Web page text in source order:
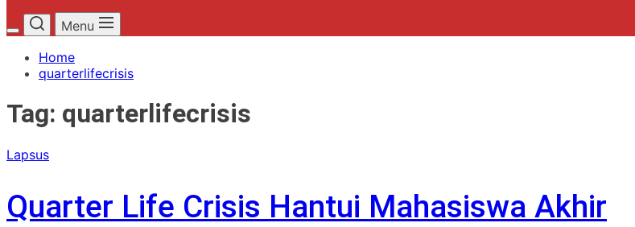
Menu
Home
quarterlifecrisis
Tag: quarterlifecrisis
Lapsus
Quarter Life Crisis Hantui Mahasiswa Akhir